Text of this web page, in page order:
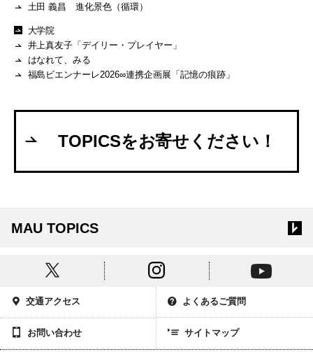
土田 義昌 進化景色（循環）
大学院
井上真友子「デイリー・プレイヤー」
はなれて、みる
福島ビエンナーレ2026∞連携企画展「記憶の痕跡」
TOPICSをお寄せください！
MAU TOPICS
交通アクセス よくあるご質問
お問い合わせ サイトマップ